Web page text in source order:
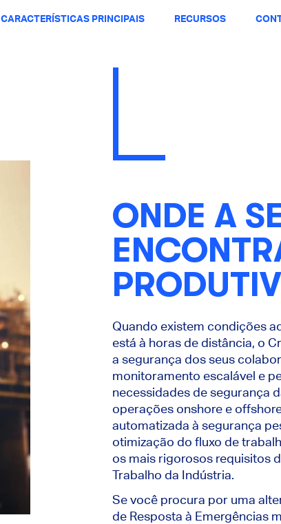
CARACTERÍSTICAS PRINCIPAIS RECURSOS
ONDE A
Quando existem condições
está à horas de distância, o
a segurança dos seus
monitoramento escalável e
necessidades de segurança
operações onshore e
automatizada à segurança
otimização do fluxo de
os mais rigorosos requisitos
Trabalho da Indústria.
Se você procura por uma
de Resposta à Emergências